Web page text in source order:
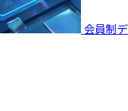
会員制デ